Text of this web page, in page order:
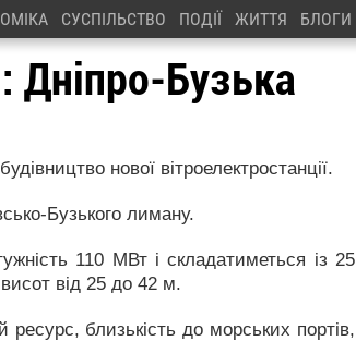
СУСПІЛЬСТВО ПОДІЇ ЖИТТЯ БЛОГИ
Бузька
нової вітроелектростанції.
Бузького лиману.
110 МВт і складатиметься із 25
від 25 до 42 м.
близькість до морських портів,